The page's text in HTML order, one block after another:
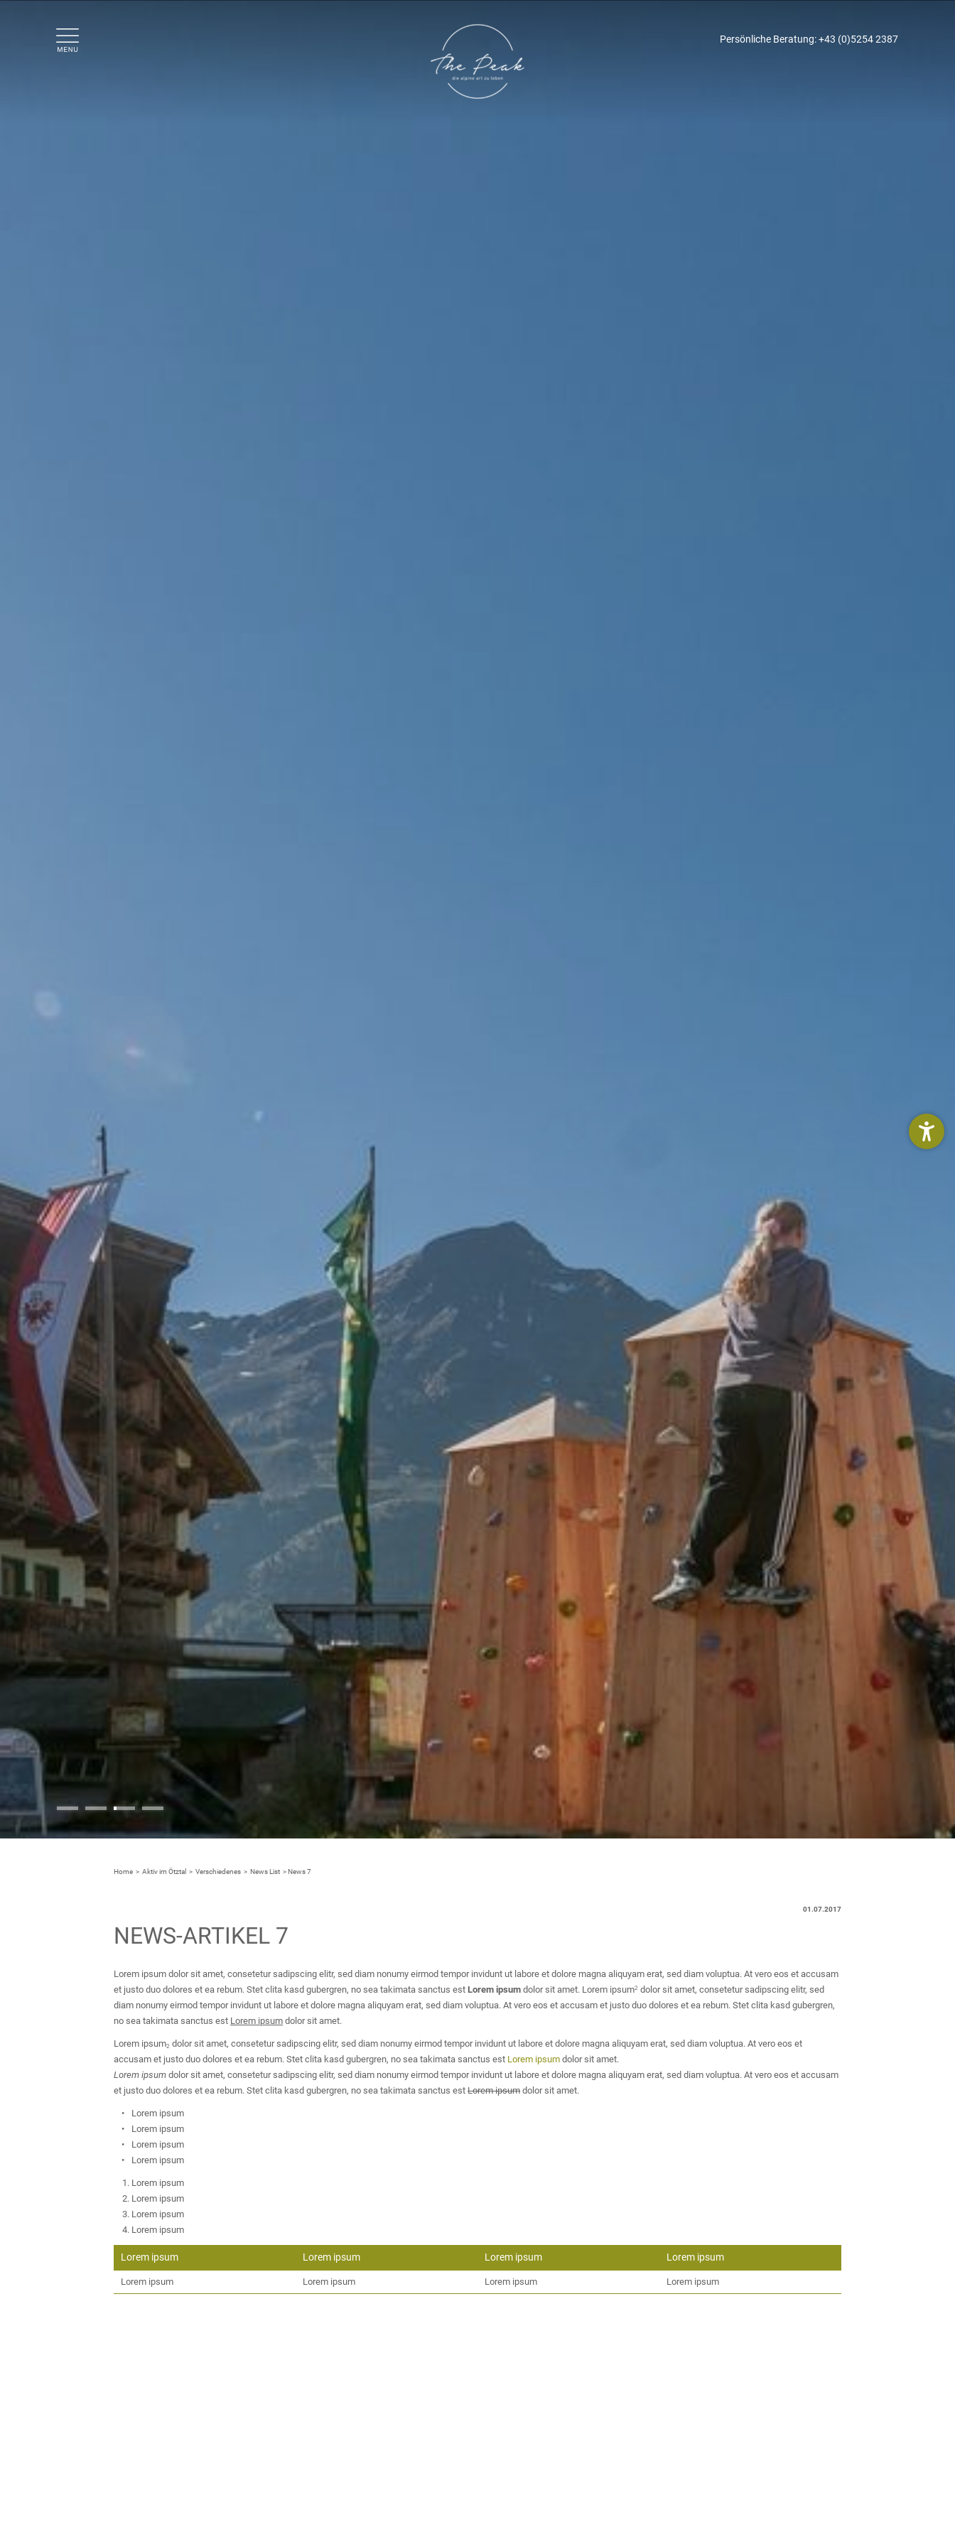
Persönliche Beratung:+43 (0)5254 2387
Home > Aktiv im Ötztal > Verschiedenes > News List >News 7
01.07.2017
NEWS-ARTIKEL 7
Lorem ipsum dolor sit amet, consetetur sadipscing elitr, sed diam nonumy eirmod tempor invidunt ut labore et dolore magna aliquyam erat, sed diam voluptua. At vero eos et accusam
et justo duo dolores et ea rebum. Stet clita kasd gubergren, no sea takimata sanctus est Lorem ipsum dolor sit amet. Lorem ipsum2 dolor sit amet, consetetur sadipscing elitr, sed
diam nonumy eirmod tempor invidunt ut labore et dolore magna aliquyam erat, sed diam voluptua. At vero eos et accusam et justo duo dolores et ea rebum. Stet clita kasd gubergren,
no sea takimata sanctus est Lorem ipsum dolor sit amet.
Lorem ipsum2 dolor sit amet, consetetur sadipscing elitr, sed diam nonumy eirmod tempor invidunt ut labore et dolore magna aliquyam erat, sed diam voluptua. At vero eos et
accusam et justo duo dolores et ea rebum. Stet clita kasd gubergren, no sea takimata sanctus est Lorem ipsum dolor sit amet.
Lorem ipsum dolor sit amet, consetetur sadipscing elitr, sed diam nonumy eirmod tempor invidunt ut labore et dolore magna aliquyam erat, sed diam voluptua. At vero eos et accusam
et justo duo dolores et ea rebum. Stet clita kasd gubergren, no sea takimata sanctus est Lorem ipsum dolor sit amet.
Lorem ipsum
Lorem ipsum
Lorem ipsum
Lorem ipsum
Lorem ipsum
Lorem ipsum
Lorem ipsum
Lorem ipsum
Lorem ipsum Lorem ipsum Lorem ipsum Lorem ipsum
Lorem ipsum Lorem ipsum Lorem ipsum Lorem ipsum